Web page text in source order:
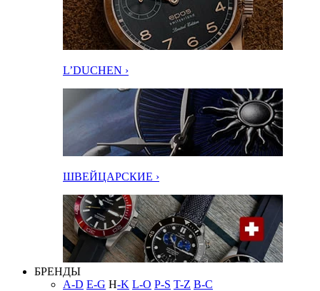
L’DUCHEN ›
ШВЕЙЦАРСКИЕ ›
БРЕНДЫ
A-D E-G H-K L-O P-S T-Z В-С